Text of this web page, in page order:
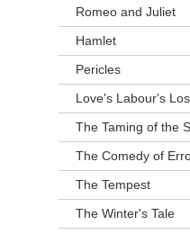
Romeo and Juliet
Hamlet
Pericles
Love's Labour's
The Taming of the
The Comedy of
The Tempest
The Winter's Tale